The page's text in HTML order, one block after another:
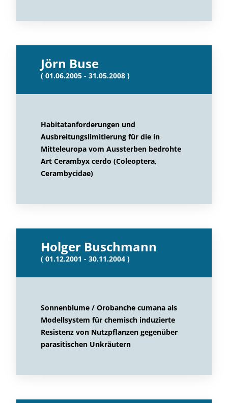
Jörn Buse
( 01.06.2005 - 31.05.2008 )
Habitatanforderungen und
Ausbreitungslimitierung für die in
Mitteleuropa vom Aussterben bedrohte
Art Cerambyx cerdo (Coleoptera,
Cerambycidae)
Holger Buschmann
( 01.12.2001 - 30.11.2004 )
Sonnenblume / Orobanche cumana als
Modellsystem für chemisch induzierte
Resistenz von Nutzpflanzen gegenüber
parasitischen Unkräutern